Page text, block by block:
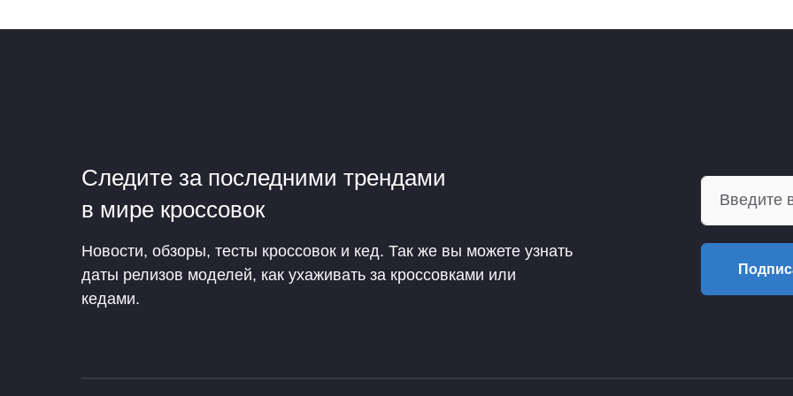
Следите за последними трендами
в мире кроссовок
Новости, обзоры, тесты кроссовок и кед. Так же вы можете узнать
даты релизов моделей, как ухаживать за кроссовками или
кедами.